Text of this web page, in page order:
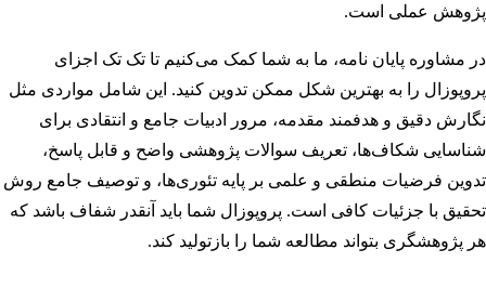
پژوهش عملی است.
در مشاوره پایان نامه، ما به شما کمک می‌کنیم تا تک تک اجزای
پروپوزال را به بهترین شکل ممکن تدوین کنید. این شامل مواردی مثل
نگارش دقیق و هدفمند مقدمه، مرور ادبیات جامع و انتقادی برای
شناسایی شکاف‌ها، تعریف سوالات پژوهشی واضح و قابل پاسخ،
تدوین فرضیات منطقی و علمی بر پایه تئوری‌ها، و توصیف جامع روش
تحقیق با جزئیات کافی است. پروپوزال شما باید آنقدر شفاف باشد که
هر پژوهشگری بتواند مطالعه شما را بازتولید کند.